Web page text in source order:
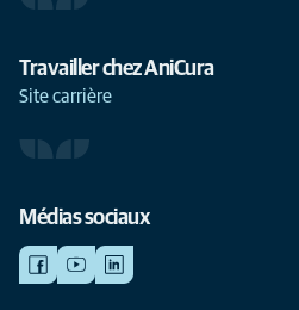
Travailler chez AniCura
Site carrière
Médias sociaux